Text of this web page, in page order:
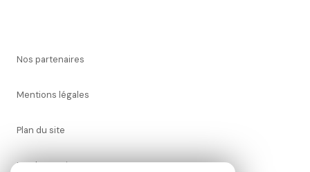
Nos partenaires
Mentions légales
Plan du site
Nos honoraires